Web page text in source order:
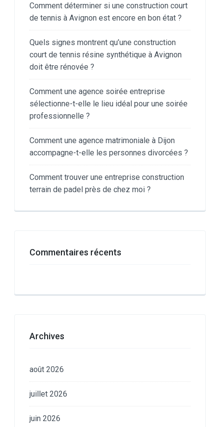
Comment déterminer si une construction court
de tennis à Avignon est encore en bon état ?
Quels signes montrent qu’une construction
court de tennis résine synthétique à Avignon
doit être rénovée ?
Comment une agence soirée entreprise
sélectionne-t-elle le lieu idéal pour une soirée
professionnelle ?
Comment une agence matrimoniale à Dijon
accompagne-t-elle les personnes divorcées ?
Comment trouver une entreprise construction
terrain de padel près de chez moi ?
Commentaires récents
Archives
août 2026
juillet 2026
juin 2026